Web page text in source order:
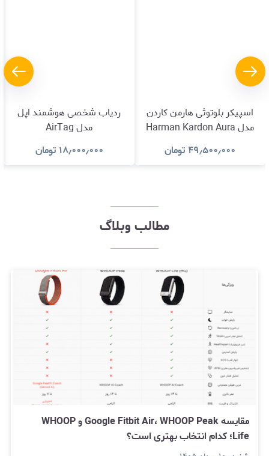
اسپیکر بلوتوثی هارمن کاردن
مدل Harman Kardon Aura
Studio 5
۴۹٫۵۰۰٫۰۰۰ تومان
ردیاب شخصی هوشمند اپل
مدل AirTag
۱۸٫۰۰۰٫۰۰۰ تومان
مطالب وبلاگ
مقایسه Google Fitbit Air، WHOOP Peak و WHOOP
Life؛ کدام انتخاب بهتری است؟